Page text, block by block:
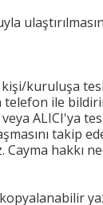
kuruluşa
telefon ile
veya
takip
hakkı